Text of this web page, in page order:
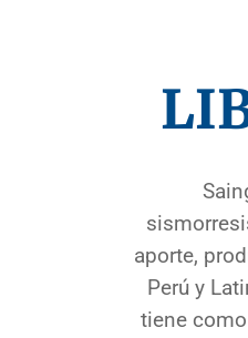
aporte,
Perú y
tiene